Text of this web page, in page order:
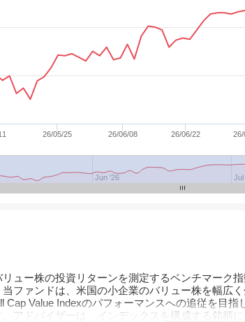
26/05/25 26/06/08 26/06/22 26/
Jun '26 Jul
リュー株の投資リターンを測定するベンチマーク
当ファンドは、米国の小企業のバリュー株を幅広
Cap Value Indexのパフォーマンスへの追従を目
。アドバイザーは、インデックスを構成する銘柄